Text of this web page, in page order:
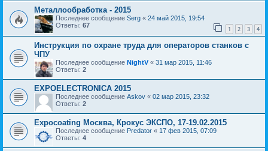
Металлообработка - 2015
Последнее сообщение Serg « 24 май 2015, 19:54
Ответы: 67 1 2 3 4
Инструкция по охране труда для операторов станков с
ЧПУ
Последнее сообщение NightV« 31 мар 2015, 11:46
Ответы: 2
EXPOELECTRONICA 2015
Последнее сообщение Askov « 02 мар 2015, 23:32
Ответы: 2
Expocoating Москва, Крокус ЭКСПО, 17-19.02.2015
Последнее сообщение Predator « 17 фев 2015, 07:09
Ответы: 4